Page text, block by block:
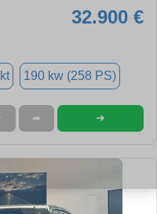
32.900 €
190 kw (258 PS)
➦ ➜